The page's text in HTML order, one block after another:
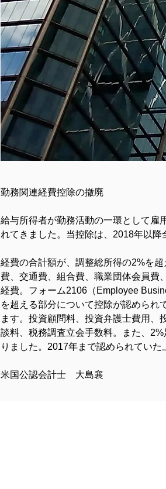
勤務関連経費控除の撤廃
給与所得者が勤務活動の一環として雇
れてきました。当控除は、2018年以降
経費の合計額が、調整総所得の2%を
費、交通費、組合費、職業団体会員費
経費。フォーム2106（Employee
を超える部分について控除が認められ
ます。投資顧問料、投資弁護士費用
談料、税務調査立会手数料。また、
りました。2017年まで認められていた
米国公認会計士　大島襄